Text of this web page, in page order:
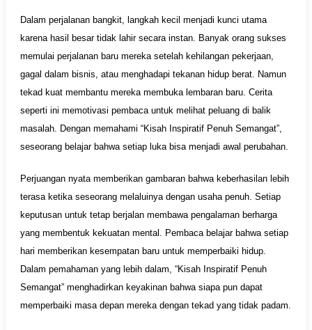
Dalam perjalanan bangkit, langkah kecil menjadi kunci utama
karena hasil besar tidak lahir secara instan. Banyak orang sukses
memulai perjalanan baru mereka setelah kehilangan pekerjaan,
gagal dalam bisnis, atau menghadapi tekanan hidup berat. Namun
tekad kuat membantu mereka membuka lembaran baru. Cerita
seperti ini memotivasi pembaca untuk melihat peluang di balik
masalah. Dengan memahami “Kisah Inspiratif Penuh Semangat”,
seseorang belajar bahwa setiap luka bisa menjadi awal perubahan.
Perjuangan nyata memberikan gambaran bahwa keberhasilan lebih
terasa ketika seseorang melaluinya dengan usaha penuh. Setiap
keputusan untuk tetap berjalan membawa pengalaman berharga
yang membentuk kekuatan mental. Pembaca belajar bahwa setiap
hari memberikan kesempatan baru untuk memperbaiki hidup.
Dalam pemahaman yang lebih dalam, “Kisah Inspiratif Penuh
Semangat” menghadirkan keyakinan bahwa siapa pun dapat
memperbaiki masa depan mereka dengan tekad yang tidak padam.